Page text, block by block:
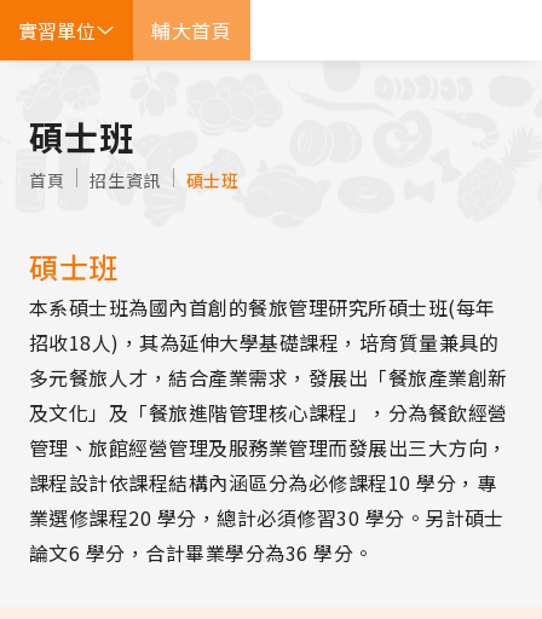
實習單位 輔大首頁
EN
碩士班
首頁 招生資訊 碩士班
碩士班
本系碩士班為國內首創的餐旅管理研究所碩士班(每年
招收18人)，其為延伸大學基礎課程，培育質量兼具的
多元餐旅人才，結合產業需求，發展出「餐旅產業創新
及文化」及「餐旅進階管理核心課程」，分為餐飲經營
管理、旅館經營管理及服務業管理而發展出三大方向，
課程設計依課程結構內涵區分為必修課程10 學分，專
業選修課程20 學分，總計必須修習30 學分。另計碩士
論文6 學分，合計畢業學分為36 學分。